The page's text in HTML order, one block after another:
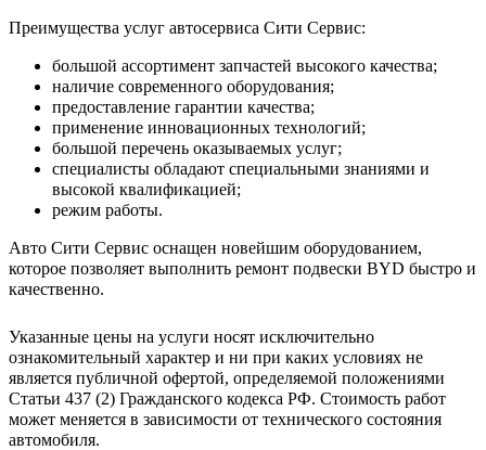
Преимущества услуг автосервиса Сити Сервис:
большой ассортимент запчастей высокого качества;
наличие современного оборудования;
предоставление гарантии качества;
применение инновационных технологий;
большой перечень оказываемых услуг;
специалисты обладают специальными знаниями и
высокой квалификацией;
режим работы.
Авто Сити Сервис оснащен новейшим оборудованием,
которое позволяет выполнить ремонт подвески BYD быстро и
качественно.
Указанные цены на услуги носят исключительно
ознакомительный характер и ни при каких условиях не
является публичной офертой, определяемой положениями
Статьи 437 (2) Гражданского кодекса РФ. Стоимость работ
может меняется в зависимости от технического состояния
автомобиля.